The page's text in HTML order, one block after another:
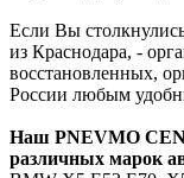
Если Вы
из Краснодара, -
восстановленных,
России любым
Наш PNEVMO
различных марок